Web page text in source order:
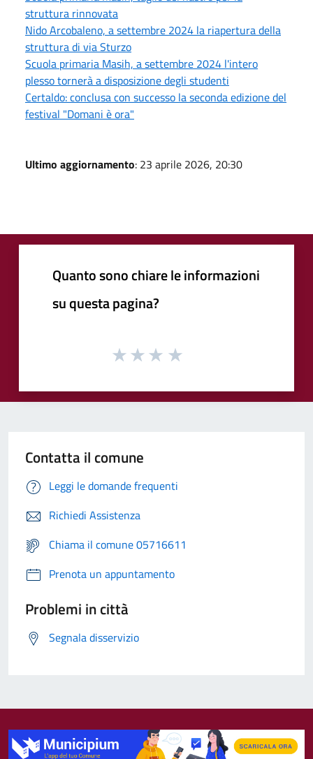
struttura rinnovata
Nido Arcobaleno, a settembre 2024 la riapertura della
struttura di via Sturzo
Scuola primaria Masih, a settembre 2024 l'intero
plesso tornerà a disposizione degli studenti
Certaldo: conclusa con successo la seconda edizione del
festival "Domani è ora"
Ultimo aggiornamento: 23 aprile 2026, 20:30
Quanto sono chiare le informazioni
su questa pagina?
Contatta il comune
Leggi le domande frequenti
Richiedi Assistenza
Chiama il comune 05716611
Prenota un appuntamento
Problemi in città
Segnala disservizio